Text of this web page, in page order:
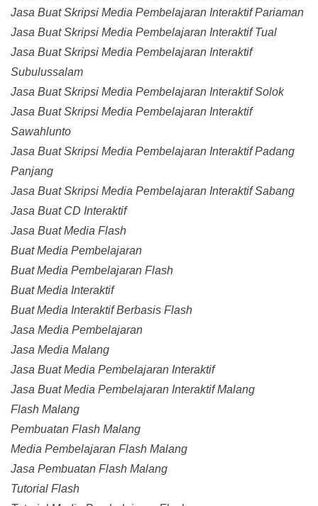
Jasa Buat Skripsi Media Pembelajaran Interaktif Pariaman
Jasa Buat Skripsi Media Pembelajaran Interaktif Tual
Jasa Buat Skripsi Media Pembelajaran Interaktif
Subulussalam
Jasa Buat Skripsi Media Pembelajaran Interaktif Solok
Jasa Buat Skripsi Media Pembelajaran Interaktif
Sawahlunto
Jasa Buat Skripsi Media Pembelajaran Interaktif Padang
Panjang
Jasa Buat Skripsi Media Pembelajaran Interaktif Sabang
Jasa Buat CD Interaktif
Jasa Buat Media Flash
Buat Media Pembelajaran
Buat Media Pembelajaran Flash
Buat Media Interaktif
Buat Media Interaktif Berbasis Flash
Jasa Media Pembelajaran
Jasa Media Malang
Jasa Buat Media Pembelajaran Interaktif
Jasa Buat Media Pembelajaran Interaktif Malang
Flash Malang
Pembuatan Flash Malang
Media Pembelajaran Flash Malang
Jasa Pembuatan Flash Malang
Tutorial Flash